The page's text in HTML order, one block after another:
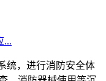
...
统，进行消防安全体